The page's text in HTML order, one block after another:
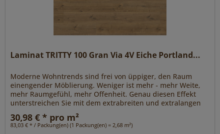
Laminat TRITTY 100 Gran Via 4V Eiche Portland...
Moderne Wohntrends sind frei von üppiger, den Raum
einengender Möblierung. Weniger ist mehr - mehr Weite,
mehr Raumgefühl, mehr Offenheit. Genau diesen Effekt
unterstreichen Sie mit dem extrabreiten und extralangen
Format Gran Via 4V....
30,98 € * pro m²
83,03 € * / Packung(en) (1 Packung(en) = 2,68 m²)